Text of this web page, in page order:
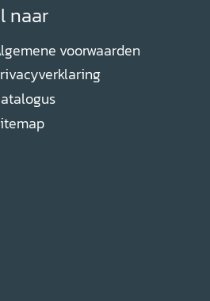
naar
voorwaarden